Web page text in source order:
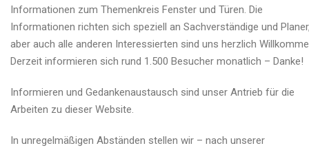
Informationen zum Themenkreis Fenster und Türen. Die
Informationen richten sich speziell an Sachverständige und
aber auch alle anderen Interessierten sind uns herzlich
Derzeit informieren sich rund 1.500 Besucher monatlich – Danke!
Informieren und Gedankenaustausch sind unser Antrieb für die
Arbeiten zu dieser Website.
In unregelmäßigen Abständen stellen wir – nach unserer